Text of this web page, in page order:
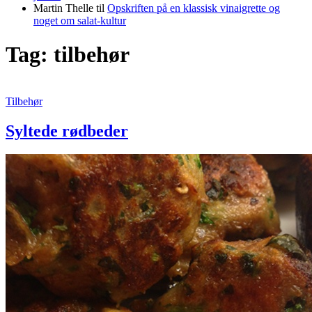
Martin Thelle til Opskriften på en klassisk vinaigrette og
noget om salat-kultur
Tag: tilbehør
Syltede
Tilbehør
Syltede rødbeder